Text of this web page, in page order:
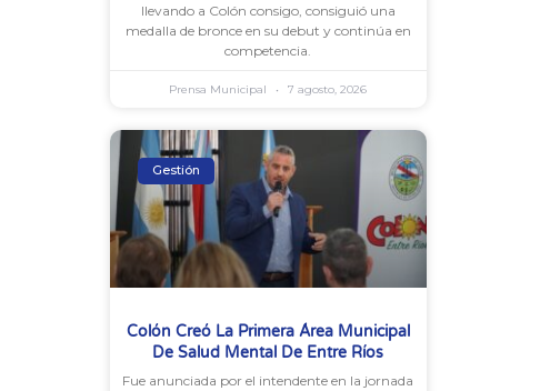
llevando a Colón consigo, consiguió una
medalla de bronce en su debut y continúa en
competencia.
Prensa Municipal 7 agosto, 2026
Gestión
Colón Creó La Primera Área Municipal
De Salud Mental De Entre Ríos
Fue anunciada por el intendente en la jornada